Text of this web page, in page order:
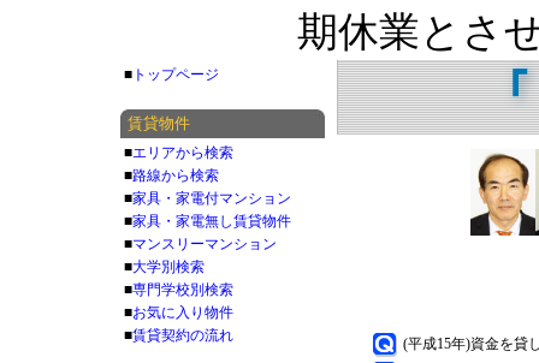
期休業とさ
(平成15年)資金を貸
■ トップページ
賃貸物件
■エリアから検索
■路線から検索
■家具・家電付マンション
■家具・家電無し賃貸物件
■マンスリーマンション
■大学別検索
■専門学校別検索
■お気に入り物件
■賃貸契約の流れ